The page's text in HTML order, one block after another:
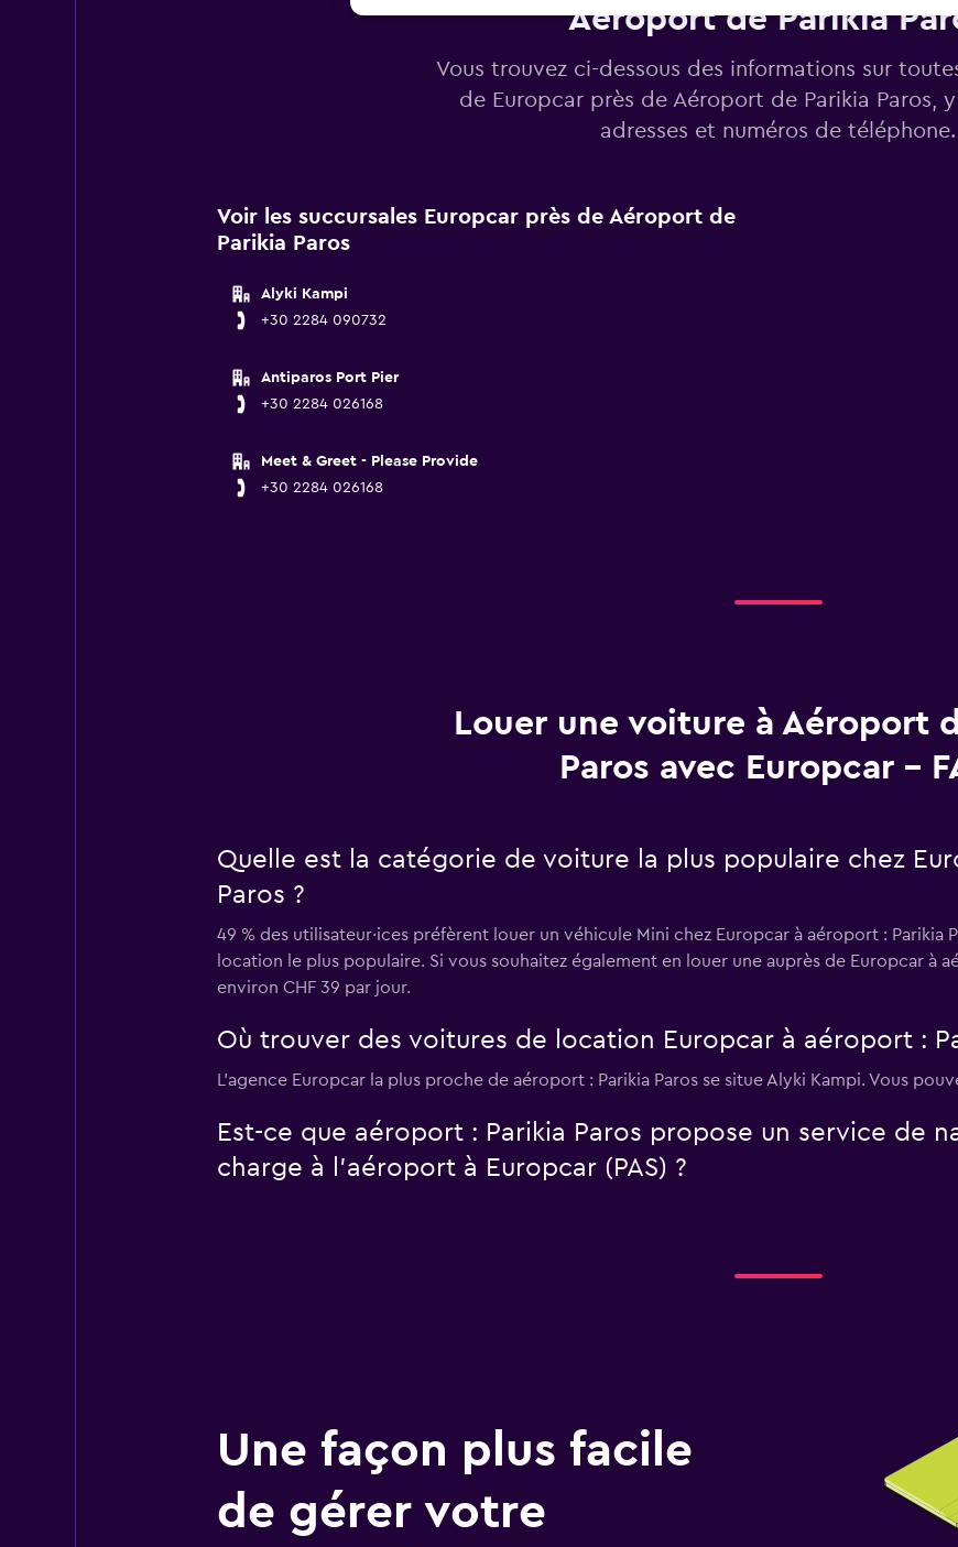
Aéroport de Parikia
Vous trouvez ci-dessous des informations sur
de Europcar près de Aéroport de Parikia Paros,
adresses et numéros de téléphone.
Voir les succursales Europcar près de Aéroport de
Parikia Paros
Alyki Kampi
+30 2284 090732
Antiparos Port Pier
+30 2284 026168
Meet & Greet - Please Provide
+30 2284 026168
Louer une voiture à Aéroport
Paros avec Europcar -
Quelle est la catégorie de voiture la plus populaire chez
Paros ?
49 % des utilisateur·ices préfèrent louer un véhicule Mini chez Europcar à aéroport :
location le plus populaire. Si vous souhaitez également en louer une auprès de Europcar à
environ CHF 39 par jour.
Où trouver des voitures de location Europcar à aéroport :
L’agence Europcar la plus proche de aéroport : Parikia Paros se situe Alyki Kampi. Vous
Est-ce que aéroport : Parikia Paros propose un service de
charge à l’aéroport à Europcar (PAS) ?
Une façon plus facile
de gérer votre